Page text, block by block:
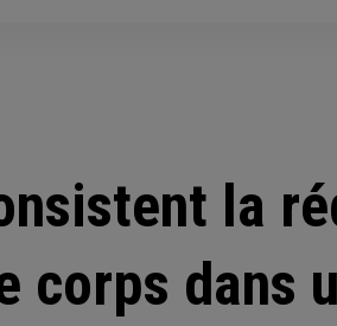
la
corps dans